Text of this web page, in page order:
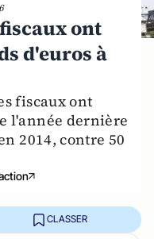
ont
d'euros à
fiscaux ont
l'année dernière
2014, contre 50
CLASSER